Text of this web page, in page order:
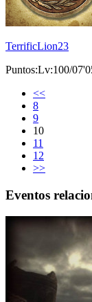
TerrificLion23
Puntos:Lv:100/
<<
8
9
10
11
12
>>
Eventos